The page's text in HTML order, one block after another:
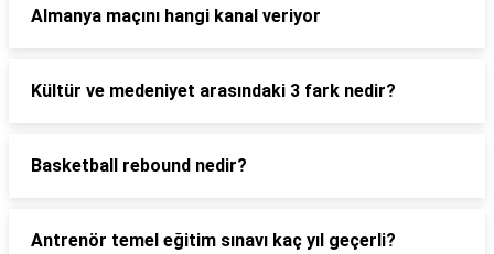
Almanya maçını hangi kanal veriyor
Kültür ve medeniyet arasındaki 3 fark nedir?
Basketball rebound nedir?
Antrenör temel eğitim sınavı kaç yıl geçerli?